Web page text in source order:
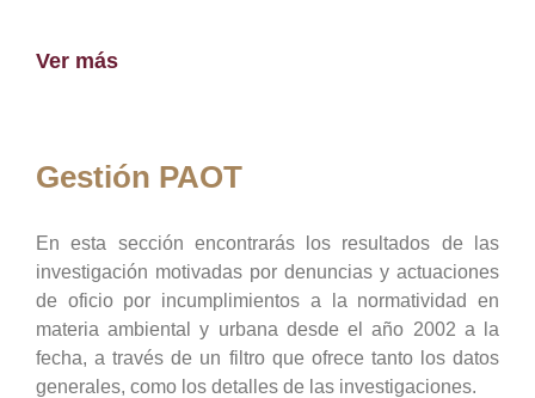
Ver más
Gestión PAOT
En esta sección encontrarás los resultados de las
investigación motivadas por denuncias y actuaciones
de oficio por incumplimientos a la normatividad en
materia ambiental y urbana desde el año 2002 a la
fecha, a través de un filtro que ofrece tanto los datos
generales, como los detalles de las investigaciones.